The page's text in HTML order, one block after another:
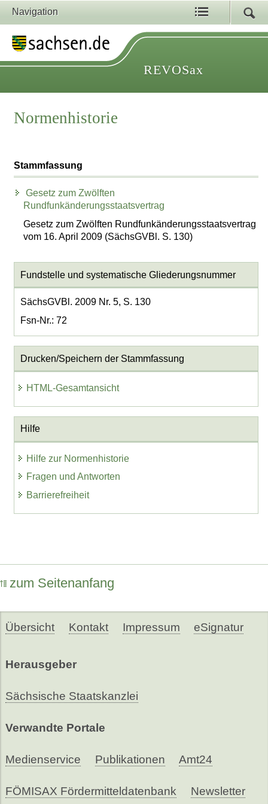
Navigation
REVOSax
Normenhistorie
Stammfassung
Gesetz zum Zwölften
Rundfunkänderungsstaatsvertrag
Gesetz zum Zwölften Rundfunkänderungsstaatsvertrag
vom 16. April 2009 (SächsGVBl. S. 130)
Fundstelle und systematische Gliederungsnummer
SächsGVBl. 2009 Nr. 5, S. 130
Fsn-Nr.: 72
Drucken/Speichern der Stammfassung
HTML-Gesamtansicht
Hilfe
Hilfe zur Normenhistorie
Fragen und Antworten
Barrierefreiheit
zum Seitenanfang
Übersicht Kontakt Impressum eSignatur
Herausgeber
Sächsische Staatskanzlei
Verwandte Portale
Medienservice Publikationen Amt24
FÖMISAX Fördermitteldatenbank Newsletter